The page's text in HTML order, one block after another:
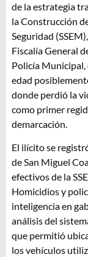
de la estrategia
la Construcción
Seguridad
Fiscalía General
Policía
edad
donde perdió la
como primer
demarcación.
El ilícito se
de San Miguel
efectivos de la
Homicidios y
inteligencia en
análisis del
que permitió
los vehículos